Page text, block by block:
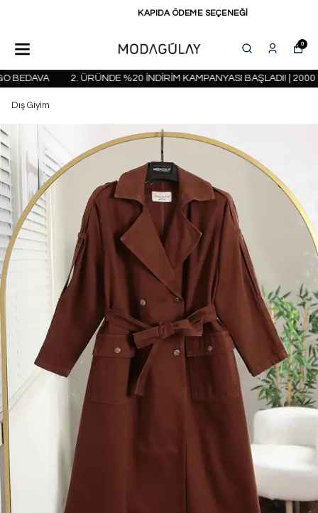
KAPIDA ÖDEME SEÇENEĞİ
0
2. ÜRÜNDE %20 İNDİRİM KAMPANYASI BAŞLADI! | 2000 TL
Dış Giyim